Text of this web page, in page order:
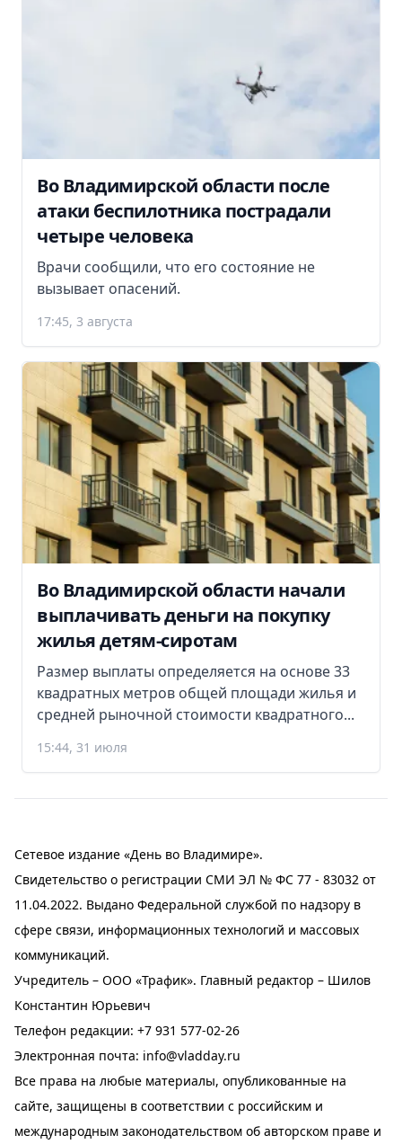
Во Владимирской области после
атаки беспилотника пострадали
четыре человека
Врачи сообщили, что его состояние не
вызывает опасений.
17:45, 3 августа
Во Владимирской области начали
выплачивать деньги на покупку
жилья детям-сиротам
Размер выплаты определяется на основе 33
квадратных метров общей площади жилья и
средней рыночной стоимости квадратного...
15:44, 31 июля
Сетевое издание «День во Владимире».
Свидетельство о регистрации СМИ ЭЛ № ФС 77 - 83032 от
11.04.2022. Выдано Федеральной службой по надзору в
сфере связи, информационных технологий и массовых
коммуникаций.
Учредитель – ООО «Трафик». Главный редактор – Шилов
Константин Юрьевич
Телефон редакции: +7 931 577-02-26
Электронная почта: info@vladday.ru
Все права на любые материалы, опубликованные на
сайте, защищены в соответствии с российским и
международным законодательством об авторском праве и